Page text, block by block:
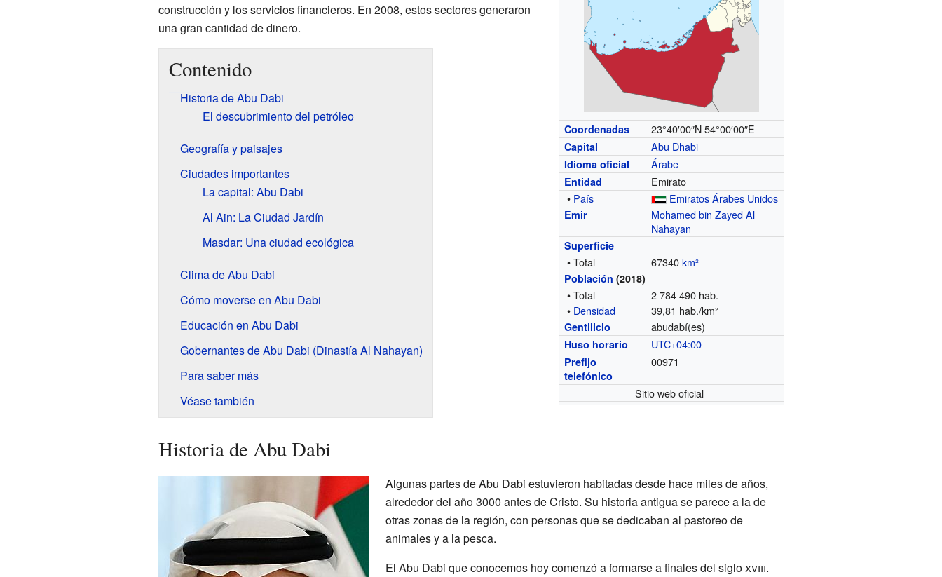
Coordenadas 23°40′00″N 54°00′00″E
Capital Abu Dhabi
Idioma oficial Árabe
Entidad
Emirato
• País Emiratos Árabes Unidos
Emir
Mohamed bin Zayed Al
Nahayan
Superficie
• Total 67340km²
Población (2018)
• Total
2 784 490 hab.
• Densidad 39,81 hab./km²
Gentilicio abudabí(es)
Huso horario UTC+04:00
Prefijo
telefónico
00971
Sitio web oficial
construcción y los servicios financieros. En 2008, estos sectores generaron
una gran cantidad de dinero.
Contenido
Historia de Abu Dabi
El descubrimiento del petróleo
Geografía y paisajes
Ciudades importantes
La capital: Abu Dabi
Al Ain: La Ciudad Jardín
Masdar: Una ciudad ecológica
Clima de Abu Dabi
Cómo moverse en Abu Dabi
Educación en Abu Dabi
Gobernantes de Abu Dabi (Dinastía Al Nahayan)
Para saber más
Véase también
Historia de Abu Dabi
Algunas partes de Abu Dabi estuvieron habitadas desde hace miles de años,
alrededor del año 3000 antes de Cristo. Su historia antigua se parece a la de
otras zonas de la región, con personas que se dedicaban al pastoreo de
animales y a la pesca.
El Abu Dabi que conocemos hoy comenzó a formarse a finales del sigloxviii.